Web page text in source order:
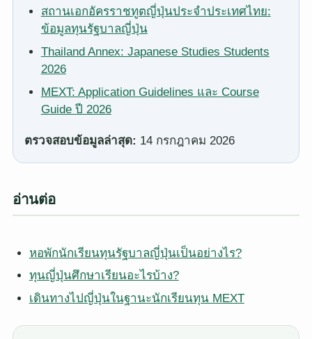
สถานเอกอัครราชทูตญี่ปุ่นประจำประเทศไทย:
ข้อมูลทุนรัฐบาลญี่ปุ่น
Thailand Annex: Japanese Studies Students
2026
MEXT: Application Guidelines และ Course
Guide ปี 2026
ตรวจสอบข้อมูลล่าสุด: 14 กรกฎาคม 2026
อ่านต่อ
หอพักนักเรียนทุนรัฐบาลญี่ปุ่นเป็นอย่างไร?
ทุนญี่ปุ่นศึกษาเรียนอะไรบ้าง?
เดินทางไปญี่ปุ่นในฐานะนักเรียนทุน MEXT